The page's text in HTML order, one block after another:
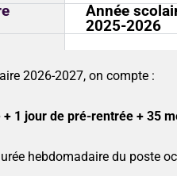
Année
2025-2026
2026-2027, on compte :
+ 1 jour de pré-rentrée + 35
hebdomadaire du poste